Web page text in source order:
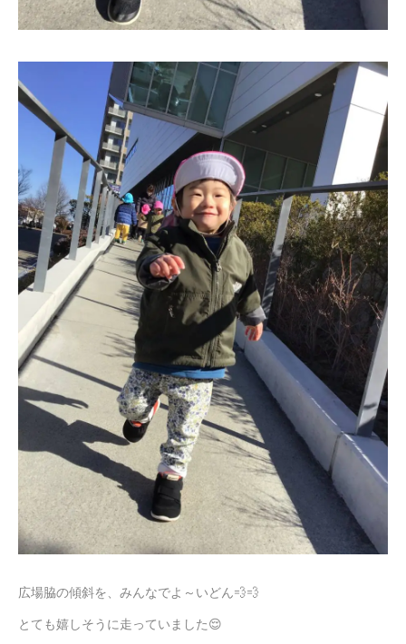
広場脇の傾斜を、みんなでよ～いどん💨💨
とても嬉しそうに走っていました😌